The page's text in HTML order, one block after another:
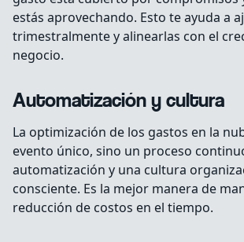
estás aprovechando. Esto te ayuda a
trimestralmente y alinearlas con el
negocio.
Automatización y cultura
La optimización de los gastos en la
evento único, sino un proceso
automatización y una cultura
consciente. Es la mejor manera de
reducción de costos en el tiempo.